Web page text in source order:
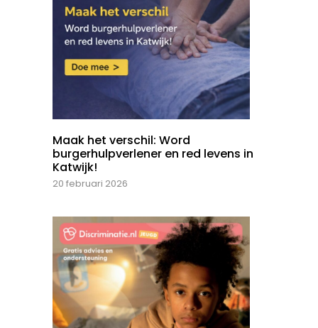
Maak het verschil: Word
burgerhulpverlener en red levens in
Katwijk!
20 februari 2026